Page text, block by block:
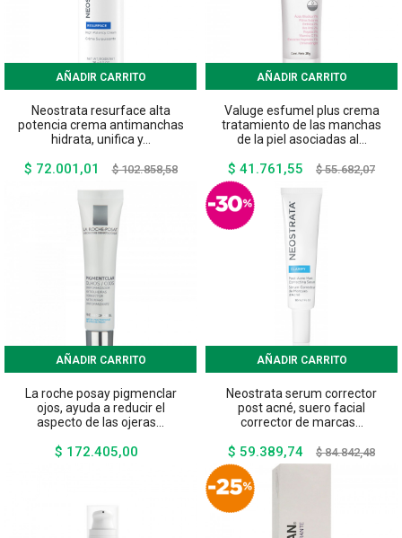
AÑADIR CARRITO
Neostrata resurface alta
potencia crema antimanchas
hidrata, unifica y...
$ 72.001,01
Precio
$ 102.858,58Precio
AÑADIR CARRITO
Valuge esfumel plus crema
tratamiento de las manchas
de la piel asociadas al...
$ 41.761,55
Precio
$ 55.682,07
AÑADIR CARRITO
La roche posay pigmenclar
ojos, ayuda a reducir el
aspecto de las ojeras...
$ 172.405,00
AÑADIR CARRITO
Neostrata serum corrector
post acné, suero facial
corrector de marcas...
$ 59.389,74
Precio
base
$ 84.842,48